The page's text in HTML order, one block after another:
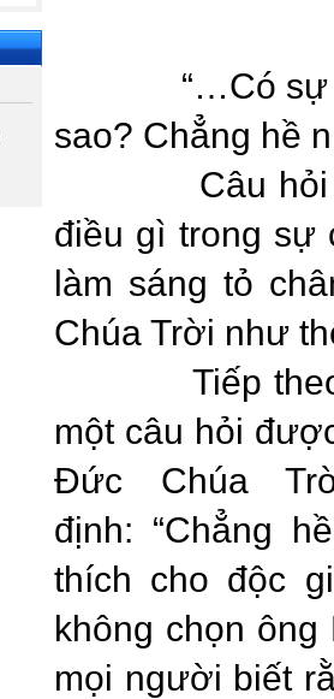
“…Có sự
sao? Chẳng hề
Câu
điều gì trong sự
làm sáng tỏ
Chúa Trời như
Tiếp
một câu hỏi
Đức Chúa
định: “Chẳng
thích cho độc
không chọn
mọi người biết